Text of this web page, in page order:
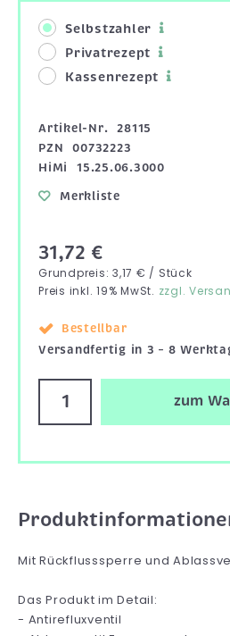
Selbstzahler
Privatrezept
Kassenrezept
Artikel-Nr.
28115
PZN
00732223
HiMi
15.25.06.3000
Merkliste
31,72 €
Grundpreis: 3,17 € / Stück
Preis inkl. 19% MwSt. zzgl.
Bestellbar
Versandfertig in 3 – 8
zum
Mit Rückflusssperre und
Das Produkt im Detail:
- Antirefluxventil